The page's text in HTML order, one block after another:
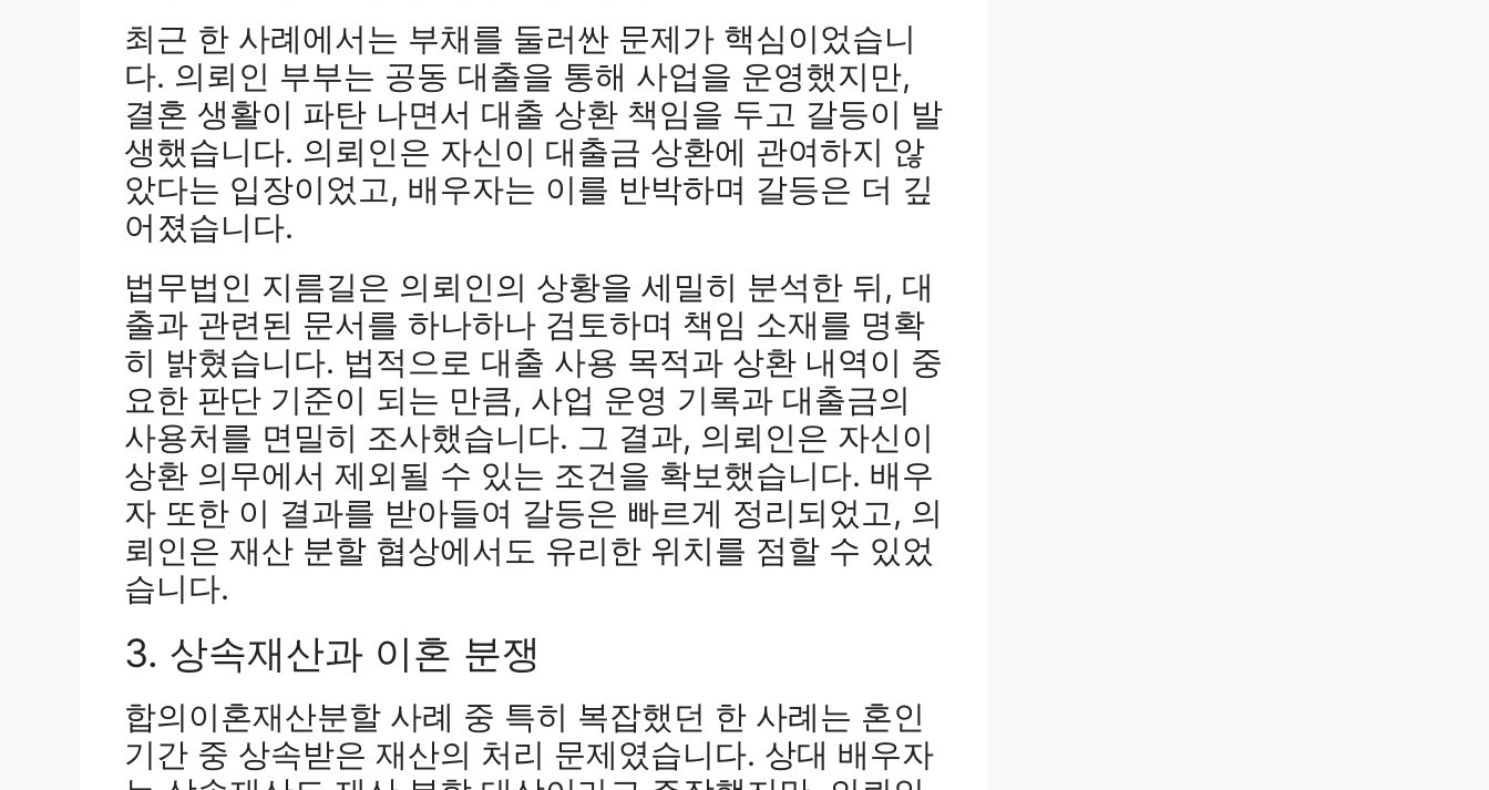
최근 한 사례에서는 부채를 둘러싼 문제가 핵심이었습니
다. 의뢰인 부부는 공동 대출을 통해 사업을 운영했지만,
결혼 생활이 파탄 나면서 대출 상환 책임을 두고 갈등이 발
생했습니다. 의뢰인은 자신이 대출금 상환에 관여하지 않
았다는 입장이었고, 배우자는 이를 반박하며 갈등은 더 깊
어졌습니다.
법무법인 지름길은 의뢰인의 상황을 세밀히 분석한 뒤, 대
출과 관련된 문서를 하나하나 검토하며 책임 소재를 명확
히 밝혔습니다. 법적으로 대출 사용 목적과 상환 내역이 중
요한 판단 기준이 되는 만큼, 사업 운영 기록과 대출금의
사용처를 면밀히 조사했습니다. 그 결과, 의뢰인은 자신이
상환 의무에서 제외될 수 있는 조건을 확보했습니다. 배우
자 또한 이 결과를 받아들여 갈등은 빠르게 정리되었고, 의
뢰인은 재산 분할 협상에서도 유리한 위치를 점할 수 있었
습니다.
3. 상속재산과 이혼 분쟁
합의이혼재산분할 사례 중 특히 복잡했던 한 사례는 혼인
기간 중 상속받은 재산의 처리 문제였습니다. 상대 배우자